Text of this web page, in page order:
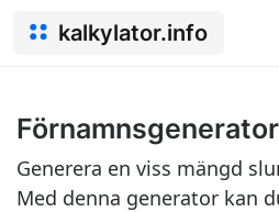
kalkylator.info
Förnamnsgenerator
Generera en viss mängd
Med denna generator kan